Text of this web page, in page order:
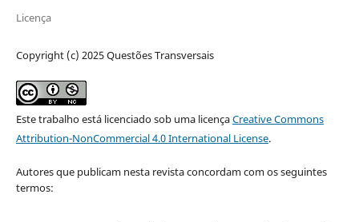
Licença
Copyright (c) 2025 Questões Transversais
Este trabalho está licenciado sob uma licençaCreative Commons
Attribution-NonCommercial 4.0 International License.
Autores que publicam nesta revista concordam com os seguintes
termos: